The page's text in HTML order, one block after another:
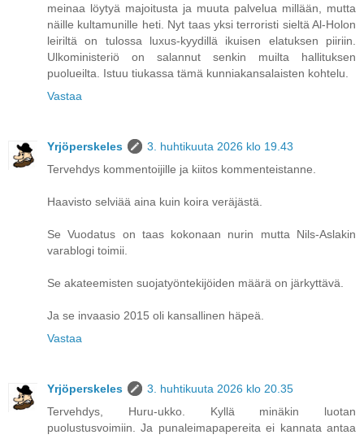
meinaa löytyä majoitusta ja muuta palvelua millään, mutta
näille kultamunille heti. Nyt taas yksi terroristi sieltä Al-Holon
leiriltä on tulossa luxus-kyydillä ikuisen elatuksen piiriin.
Ulkoministeriö on salannut senkin muilta hallituksen
puolueilta. Istuu tiukassa tämä kunniakansalaisten kohtelu.
Vastaa
Yrjöperskeles
3. huhtikuuta 2026 klo 19.43
Tervehdys kommentoijille ja kiitos kommenteistanne.
Haavisto selviää aina kuin koira veräjästä.
Se Vuodatus on taas kokonaan nurin mutta Nils-Aslakin
varablogi toimii.
Se akateemisten suojatyöntekijöiden määrä on järkyttävä.
Ja se invaasio 2015 oli kansallinen häpeä.
Vastaa
Yrjöperskeles
3. huhtikuuta 2026 klo 20.35
Tervehdys, Huru-ukko. Kyllä minäkin luotan
puolustusvoimiin. Ja punaleimapapereita ei kannata antaa